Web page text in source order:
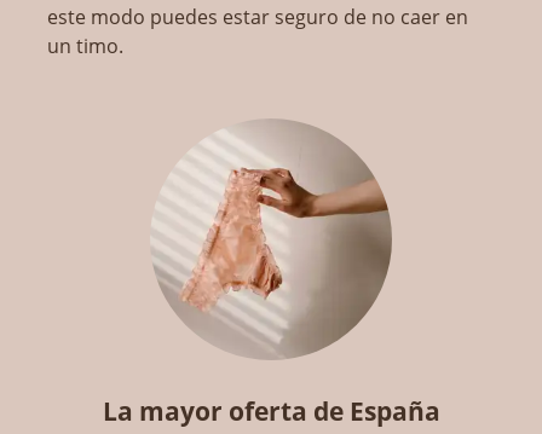
este modo puedes estar seguro de no caer en
un timo.
La mayor oferta de España